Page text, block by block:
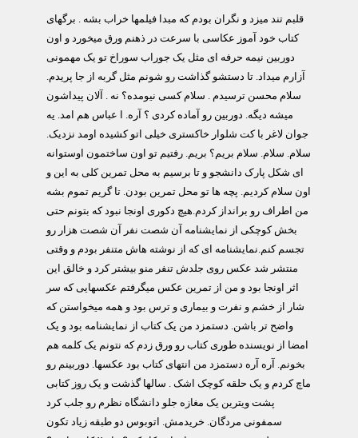
قلبم تند میزد و نگران بودم که مبدا فیلمها خراب بشه . برگهای
کتاب خود آموز عکاسی با سرعت در ذهنم ورق میخورد و اون
دوربین نیمه حرفه ای مثل یک جوراب سوراخ تو یک مهمونی
آزارم میداد. تا دستشو گذاشت رو شونم مثل گربه از جا پریدم.
سلام محسن ترسیدم . سلام کسی نیومده؟ نه . آلان پیداشون
میشه دیگه. دوربین رو آماده کردی ؟ آره. ا عباس هم امد. یه
جوان لاغر با کت شلوار خاکستری خیلی اتو کشیده اومد نزدیک.
سلام. سلام. سلام بریم؟ بریم. رفتیم تو اون ساختمون اوستوانه
ای شکل پارک دانشجو و تا برسیم به محل تمرین کلی به این و
اون سلام کردیم. پچه ها تو محل تمرین بودن. تا گریم تموم بشه
من اطراف رو برانداز کردم.هیچ دکوری اونجا نبود که بتونم حتی
بخش کوچکی از نمایشنامه آن شصت نفر آن شصت هزار رو
تجسم کنم.نمایشنامه ای که از نوشته هاش متنفر بودم و وقتی
منتشر شد عکس روی جلدش تنفر منو بیشتر کرد و خالق این
اثر اونجا بود و من از تمرین عکس میگرفتم عکسهایی که سر
شار از خشم و نفرت و بیماری و ترس بود و همه میخواستن که
واضح تر باشن. دستمزد من یک کتاب از نمایشنامه بود و یک
امضا از نویسنده طوری کتاب رو ورق زدم که نتونم یک کلمه هم
بخونم. آره آره دستمزد من انتهای کتاب بود عکسها. دوربینم رو
ماچ کردم و یک حلقه کوچک اشک . سالها گذشت و یک روز کتابی
پشت ویترین یک مغازه جلو دانشگاه نظرم رو جلب کرد
سمفونی مردگان. خریدمش. اتوبوس دو طبقه زیاد تکون